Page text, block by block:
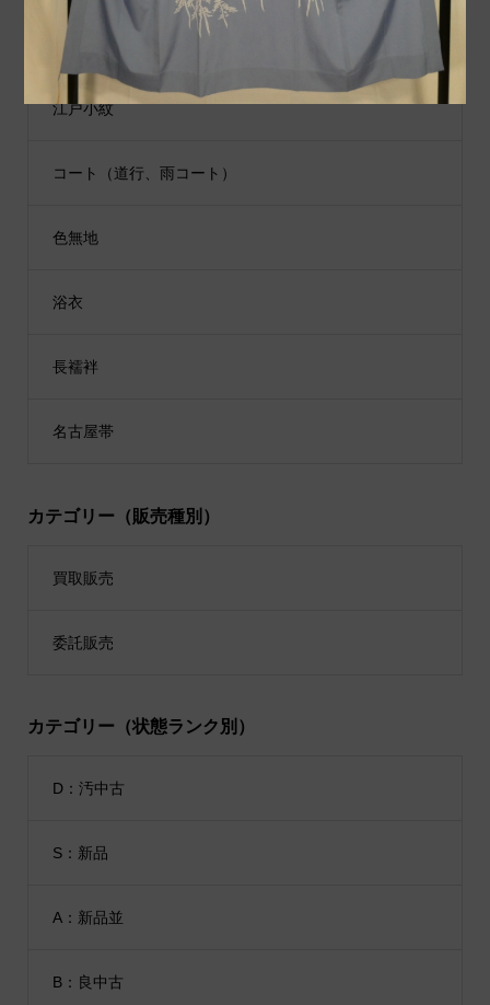
男性用着物
江戸小紋
コート（道行、雨コート）
色無地
浴衣
長襦袢
名古屋帯
カテゴリー（販売種別）
買取販売
委託販売
カテゴリー（状態ランク別）
D：汚中古
S：新品
A：新品並
B：良中古